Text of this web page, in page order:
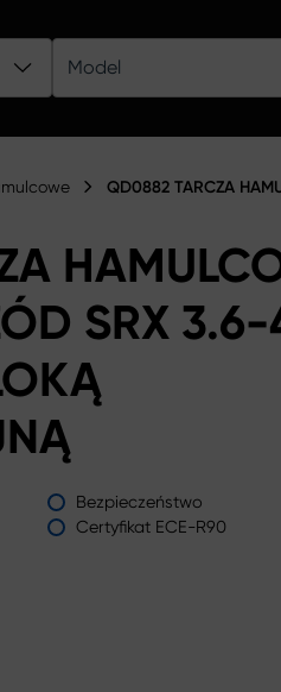
Model
QD0882 TARCZA
SRX
Bezpieczeństwo
Certyfikat ECE-R90